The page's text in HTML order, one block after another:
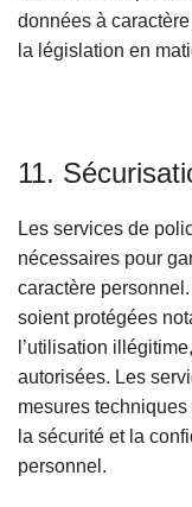
données à
la législation en
11.
Les services de
nécessaires pour
caractère
soient protégées
l’utilisation
autorisées. Les
mesures
la sécurité et la
personnel.